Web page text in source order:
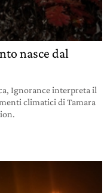
nasce dal
Ignorance interpreta il
climatici di Tamara